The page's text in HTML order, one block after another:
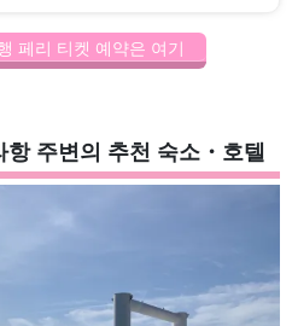
페리 티켓 예약은 여기
주변의 추천 숙소・호텔